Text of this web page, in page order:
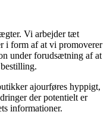
Vi arbejder tæt
i form af at vi promoverer
under forudsætning af at
ajourføres hyppigt,
der potentielt er
informationer.